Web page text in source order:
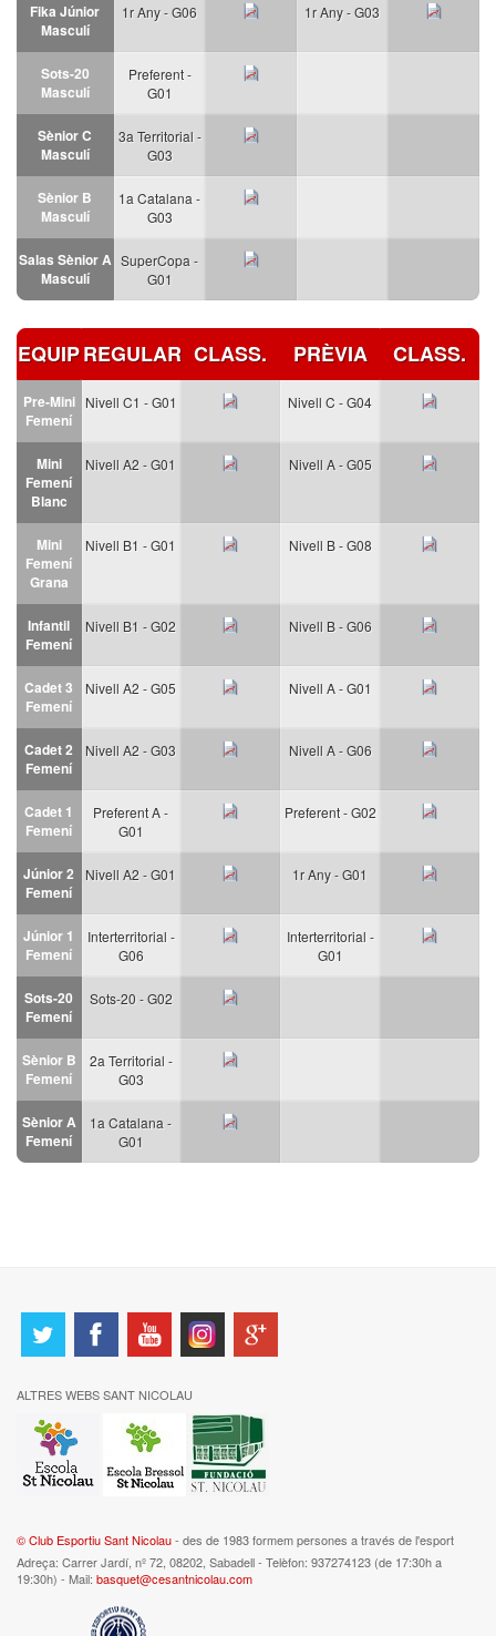
Fika Júnior
Masculí
Sots-20
Masculí
Sènior C
Masculí
Sènior B
Masculí
Salas Sènior A
Masculí
1r Any - G06
Preferent -
G01
3a Territorial -
G03
1a Catalana -
G03
SuperCopa -
G01
1r Any - G03
EQUIP
Pre-Mini
Femení
Mini
Femení
Blanc
Mini
Femení
Grana
Infantil
Femení
Cadet 3
Femení
Cadet 2
Femení
Cadet 1
Femení
Júnior 2
Femení
Júnior 1
Femení
Sots-20
Femení
Sènior B
Femení
Sènior A
Femení
REGULAR
Nivell C1 - G01
Nivell A2 - G01
Nivell B1 - G01
Nivell B1 - G02
Nivell A2 - G05
Nivell A2 - G03
Preferent A -
G01
Nivell A2 - G01
Interterritorial -
G06
Sots-20 - G02
2a Territorial -
G03
1a Catalana -
G01
CLASS. PRÈVIA
Nivell C - G04
Nivell A - G05
Nivell B - G08
Nivell B - G06
Nivell A - G01
Nivell A - G06
Preferent - G02
1r Any - G01
Interterritorial -
G01
CLASS.
ALTRES WEBS SANT NICOLAU
© Club Esportiu Sant Nicolau- des de 1983 formem persones a través de l'esport
Adreça: Carrer Jardí, nº 72, 08202, Sabadell - Telèfon: 937274123 (de 17:30h a
19:30h) - Mail: basquet@cesantnicolau.com